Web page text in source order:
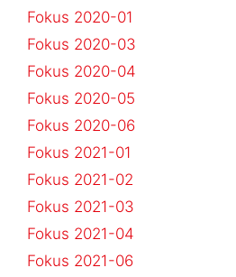
Fokus 2020-01
Fokus 2020-03
Fokus 2020-04
Fokus 2020-05
Fokus 2020-06
Fokus 2021-01
Fokus 2021-02
Fokus 2021-03
Fokus 2021-04
Fokus 2021-06